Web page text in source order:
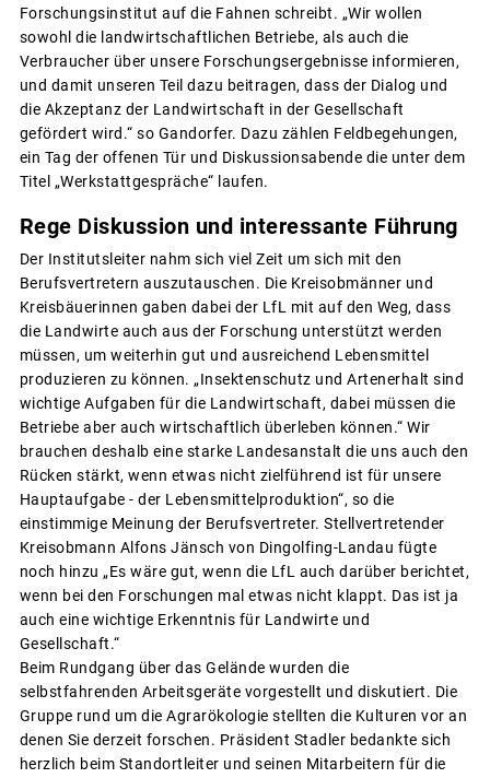
Forschungsinstitut auf die Fahnen schreibt. „Wir wollen
sowohl die landwirtschaftlichen Betriebe, als auch die
Verbraucher über unsere Forschungsergebnisse informieren,
und damit unseren Teil dazu beitragen, dass der Dialog und
die Akzeptanz der Landwirtschaft in der Gesellschaft
gefördert wird.“ so Gandorfer. Dazu zählen Feldbegehungen,
ein Tag der offenen Tür und Diskussionsabende die unter dem
Titel „Werkstattgespräche“ laufen.
Rege Diskussion und interessante Führung
Der Institutsleiter nahm sich viel Zeit um sich mit den
Berufsvertretern auszutauschen. Die Kreisobmänner und
Kreisbäuerinnen gaben dabei der LfL mit auf den Weg, dass
die Landwirte auch aus der Forschung unterstützt werden
müssen, um weiterhin gut und ausreichend Lebensmittel
produzieren zu können. „Insektenschutz und Artenerhalt sind
wichtige Aufgaben für die Landwirtschaft, dabei müssen die
Betriebe aber auch wirtschaftlich überleben können.“ Wir
brauchen deshalb eine starke Landesanstalt die uns auch den
Rücken stärkt, wenn etwas nicht zielführend ist für unsere
Hauptaufgabe - der Lebensmittelproduktion“, so die
einstimmige Meinung der Berufsvertreter. Stellvertretender
Kreisobmann Alfons Jänsch von Dingolfing-Landau fügte
noch hinzu „Es wäre gut, wenn die LfL auch darüber berichtet,
wenn bei den Forschungen mal etwas nicht klappt. Das ist ja
auch eine wichtige Erkenntnis für Landwirte und
Gesellschaft.“
Beim Rundgang über das Gelände wurden die
selbstfahrenden Arbeitsgeräte vorgestellt und diskutiert. Die
Gruppe rund um die Agrarökologie stellten die Kulturen vor an
denen Sie derzeit forschen. Präsident Stadler bedankte sich
herzlich beim Standortleiter und seinen Mitarbeitern für die